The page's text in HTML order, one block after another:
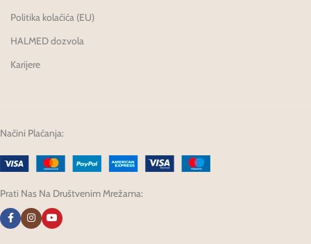
Politika kolačića (EU)
HALMED dozvola
Karijere
Načini Plaćanja:
Prati Nas Na Društvenim Mrežama: